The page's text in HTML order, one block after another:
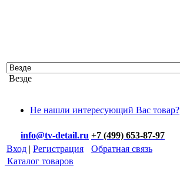
Везде
Не нашли интересующий Вас товар?
info@tv-detail.ru +7 (499) 653-87-97
Вход | Регистрация
Обратная связь
Каталог товаров